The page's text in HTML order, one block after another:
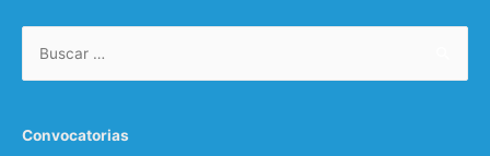
Convocatorias